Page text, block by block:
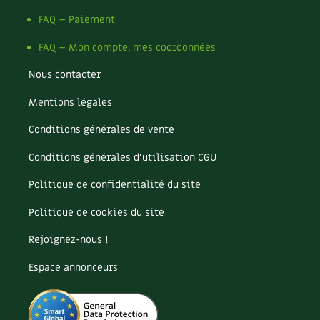
Société et alternatives
Vivre l’écologie
Protéger la nature
Actions pour la planète
Les 4 saisons
Archives
FAQ – Paiement
FAQ – Mon compte, mes coordonnées
Nous contacter
Mentions légales
Conditions générales de vente
Conditions générales d’utilisation CGU
Politique de confidentialité du site
Politique de cookies du site
Rejoignez-nous !
Espace annonceurs